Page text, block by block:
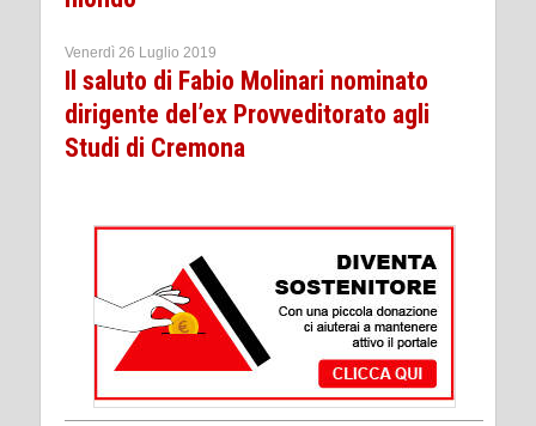
Venerdì 26 Luglio 2019
Il saluto di Fabio Molinari nominato
dirigente del’ex Provveditorato agli
Studi di Cremona